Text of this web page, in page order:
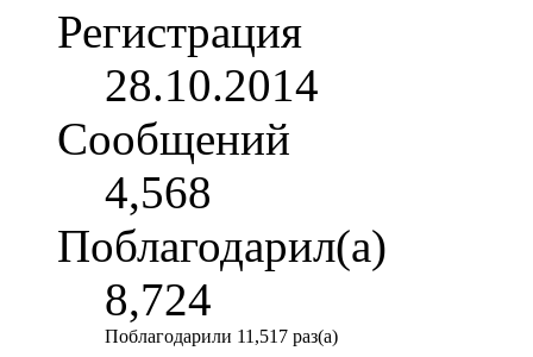
Регистрация
28.10.2014
Сообщений
4,568
Поблагодарил(а)
8,724
Поблагодарили 11,517 раз(а)